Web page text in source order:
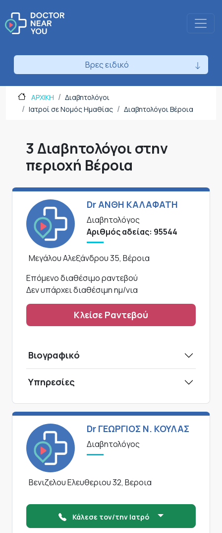
Βρες ειδικό
ΑΡΧΙΚΗ
Διαβητολόγοι
Ιατροί σε Νομός Ημαθίας
Διαβητολόγοι Βέροια
3 Διαβητολόγοι στην
περιοχή Βέροια
Dr ΑΝΘΗ ΚΑΛΑΦΑΤΗ
Διαβητολόγος
Αριθμός αδείας: 95544
Μεγάλου Αλεξάνδρου 35, Βέροια
Επόμενο διαθέσιμο ραντεβού
Δεν υπάρχει διαθέσιμη ημ/νια
Κλείσε Ραντεβού
Βιογραφικό
Υπηρεσίες
Dr ΓΕΩΡΓΙΟΣ Ν. ΚΟΥΛΑΣ
Διαβητολόγος
Βενιζελου Ελευθεριου 32, Βεροια
Κάλεσε τον/την Ιατρό